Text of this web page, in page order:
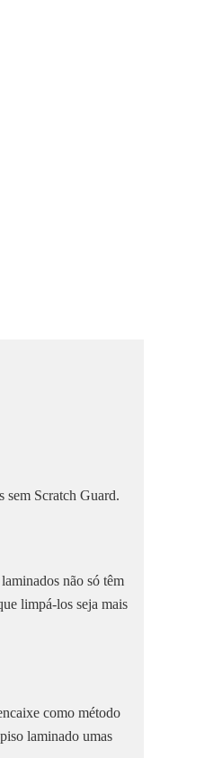
sem Scratch Guard.
não só têm
limpá-los seja mais
como método
laminado umas